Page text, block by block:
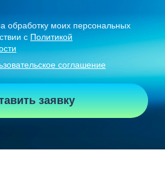
обработку моих персональных
с Политикой
соглашение
заявку